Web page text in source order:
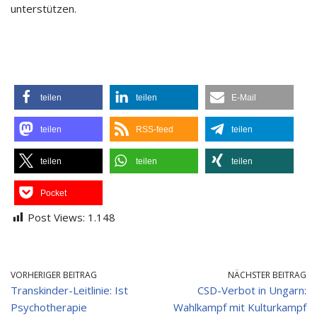
unterstützen.
teilen teilen E-Mail
teilen RSS-feed teilen
teilen teilen teilen
Pocket
Post Views: 1.148
VORHERIGER BEITRAG
Transkinder-Leitlinie: Ist
Psychotherapie
NÄCHSTER BEITRAG
CSD-Verbot in Ungarn:
Wahlkampf mit Kulturkampf